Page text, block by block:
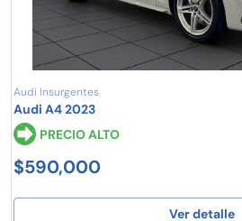
Audi Insurgentes
Audi A4 2023
PRECIO ALTO
$590,000
Ver detalle